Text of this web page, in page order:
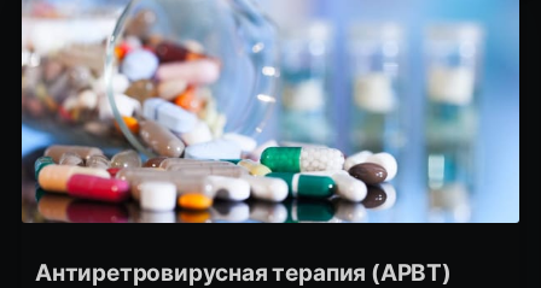
Антиретровирусная терапия (АРВТ)